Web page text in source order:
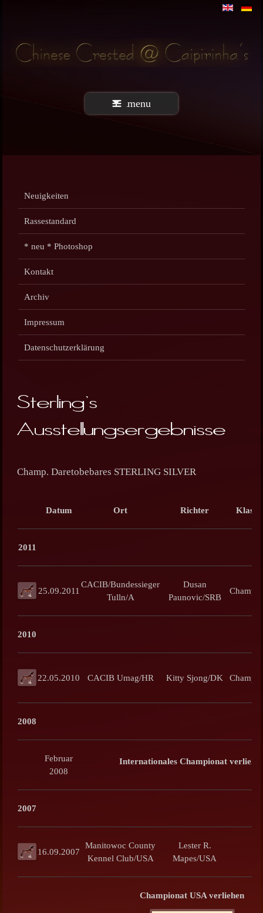
menu
Neuigkeiten
Rassestandard
* neu * Photoshop
Kontakt
Archiv
Impressum
Datenschutzerklärung
Sterling's
Ausstellungsergebnisse
Champ. Daretobebares STERLING SILVER
Datum Ort Richter Klasse
2011
25.09.2011
CACIB/Bundessieger
Tulln/A
Dusan
Paunovic/SRB
2010
22.05.2010 CACIB Umag/HR Kitty Sjong/DK
2008
Februar
2008
Internationales Championat
2007
16.09.2007
Manitowoc County
Kennel Club/USA
Lester R.
Mapes/USA
Championat USA verliehen